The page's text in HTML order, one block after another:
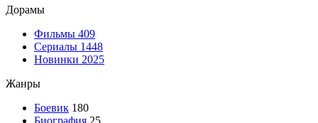
Дорамы
Фильмы 409
Сериалы 1448
Новинки 2025
Жанры
Боевик 180
Биография 25